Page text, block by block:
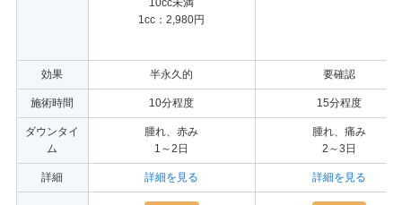
10cc未満
1cc：2,980円
効果 半永久的 要確認
施術時間 10分程度 15分程度
ダウンタイ
ム
腫れ、赤み
1～2日
腫れ、痛み
2～3日
詳細 詳細を見る 詳細を見る